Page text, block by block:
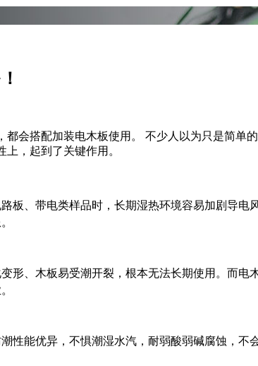
会搭配加装电木板使用。 不少人以为只是简单
，起到了关键作用。
板、带电类样品时，长期湿热环境容易加剧导
形、木板易受潮开裂，根本无法长期使用。而
性能优异，不惧潮湿水汽，耐弱酸弱碱腐蚀，